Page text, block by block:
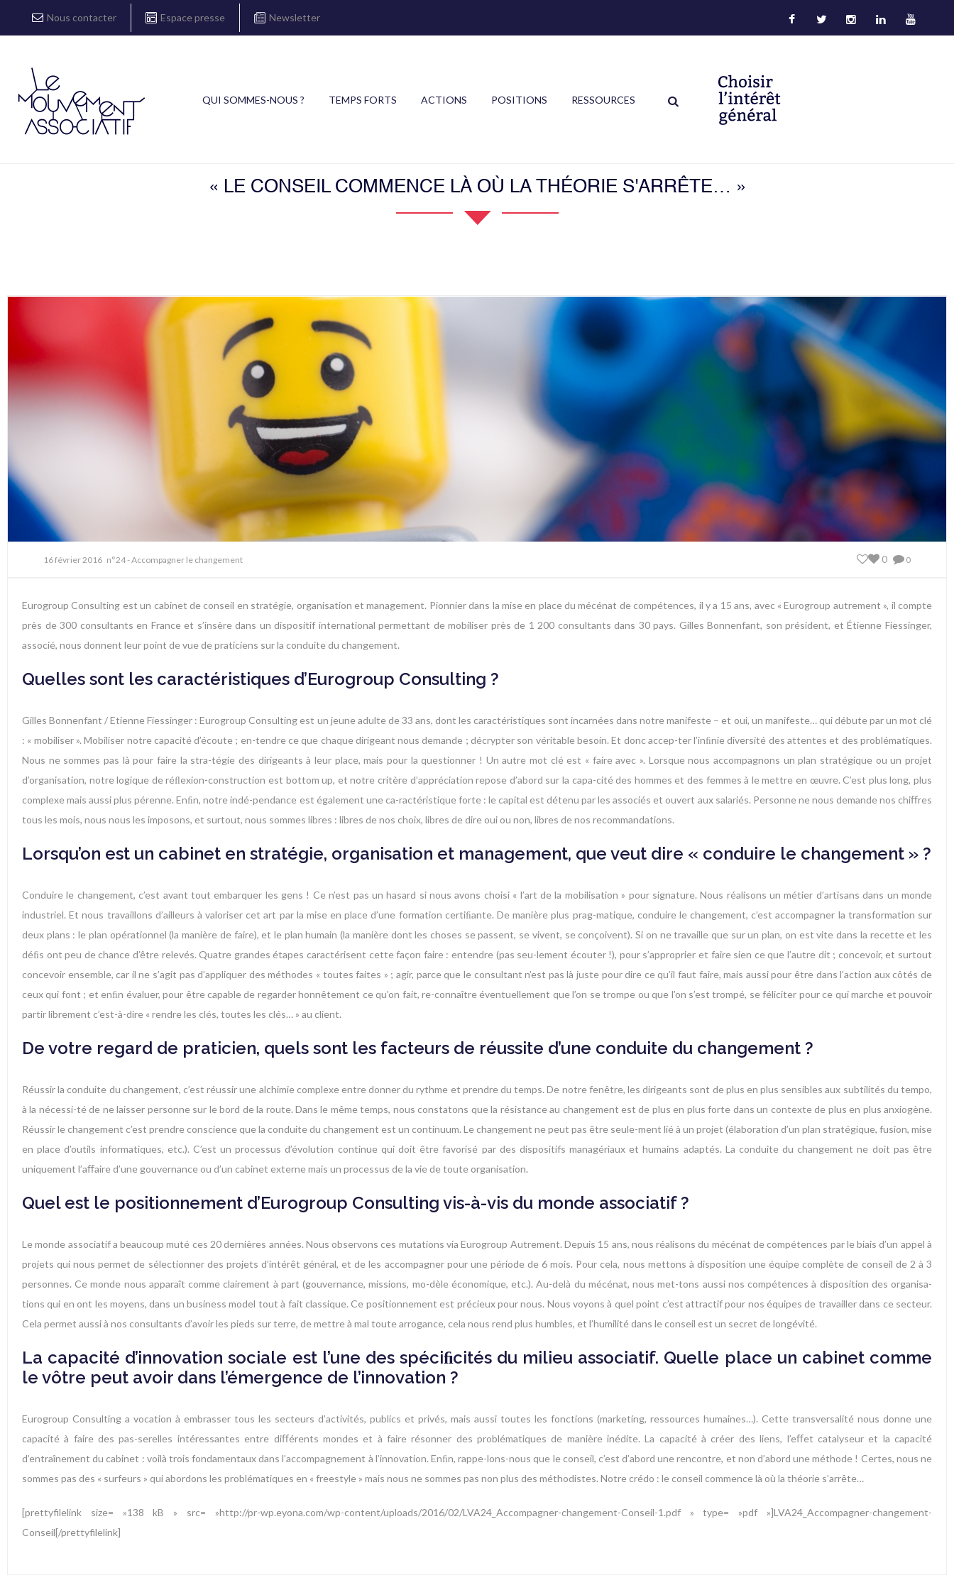
Nous contacter Espace presse Newsletter
QUI SOMMES-NOUS ? TEMPS FORTS ACTIONS POSITIONS RESSOURCES
« LE CONSEIL COMMENCE LÀ OÙ LA THÉORIE S'ARRÊTE… »
16 février 2016 n°24 - Accompagner le changement 0
0
Eurogroup Consulting est un cabinet de conseil en stratégie, organisation et management. Pionnier dans la mise en place du mécénat de compétences, il y a 15 ans, avec « Eurogroup autrement », il compte
près de 300 consultants en France et s’insère dans un dispositif international permettant de mobiliser près de 1 200 consultants dans 30 pays. Gilles Bonnenfant, son président, et Étienne Fiessinger,
associé, nous donnent leur point de vue de praticiens sur la conduite du changement.
Quelles sont les caractéristiques d’Eurogroup Consulting ?
Gilles Bonnenfant / Etienne Fiessinger : Eurogroup Consulting est un jeune adulte de 33 ans, dont les caractéristiques sont incarnées dans notre manifeste – et oui, un manifeste… qui débute par un mot clé
: « mobiliser ». Mobiliser notre capacité d’écoute ; en-tendre ce que chaque dirigeant nous demande ; décrypter son véritable besoin. Et donc accep-ter l’inﬁnie diversité des attentes et des problématiques.
Nous ne sommes pas là pour faire la stra-tégie des dirigeants à leur place, mais pour la questionner ! Un autre mot clé est « faire avec ». Lorsque nous accompagnons un plan stratégique ou un projet
d’organisation, notre logique de réﬂexion-construction est bottom up, et notre critère d’appréciation repose d’abord sur la capa-cité des hommes et des femmes à le mettre en œuvre. C’est plus long, plus
complexe mais aussi plus pérenne. Enﬁn, notre indé-pendance est également une ca-ractéristique forte : le capital est détenu par les associés et ouvert aux salariés. Personne ne nous demande nos chiﬀres
tous les mois, nous nous les imposons, et surtout, nous sommes libres : libres de nos choix, libres de dire oui ou non, libres de nos recommandations.
Lorsqu’on est un cabinet en stratégie, organisation et management, que veut dire « conduire le changement » ?
Conduire le changement, c’est avant tout embarquer les gens ! Ce n’est pas un hasard si nous avons choisi « l’art de la mobilisation » pour signature. Nous réalisons un métier d’artisans dans un monde
industriel. Et nous travaillons d’ailleurs à valoriser cet art par la mise en place d’une formation certiﬁante. De manière plus prag-matique, conduire le changement, c’est accompagner la transformation sur
deux plans : le plan opérationnel (la manière de faire), et le plan humain (la manière dont les choses se passent, se vivent, se conçoivent). Si on ne travaille que sur un plan, on est vite dans la recette et les
déﬁs ont peu de chance d’être relevés. Quatre grandes étapes caractérisent cette façon faire : entendre (pas seu-lement écouter !), pour s’approprier et faire sien ce que l’autre dit ; concevoir, et surtout
concevoir ensemble, car il ne s’agit pas d’appliquer des méthodes « toutes faites » ; agir, parce que le consultant n’est pas là juste pour dire ce qu’il faut faire, mais aussi pour être dans l’action aux côtés de
ceux qui font ; et enﬁn évaluer, pour être capable de regarder honnêtement ce qu’on fait, re-connaître éventuellement que l’on se trompe ou que l’on s’est trompé, se féliciter pour ce qui marche et pouvoir
partir librement c’est-à-dire « rendre les clés, toutes les clés… » au client.
De votre regard de praticien, quels sont les facteurs de réussite d’une conduite du changement ?
Réussir la conduite du changement, c’est réussir une alchimie complexe entre donner du rythme et prendre du temps. De notre fenêtre, les dirigeants sont de plus en plus sensibles aux subtilités du tempo,
à la nécessi-té de ne laisser personne sur le bord de la route. Dans le même temps, nous constatons que la résistance au changement est de plus en plus forte dans un contexte de plus en plus anxiogène.
Réussir le changement c’est prendre conscience que la conduite du changement est un continuum. Le changement ne peut pas être seule-ment lié à un projet (élaboration d’un plan stratégique, fusion, mise
en place d’outils informatiques, etc.). C’est un processus d’évolution continue qui doit être favorisé par des dispositifs managériaux et humains adaptés. La conduite du changement ne doit pas être
uniquement l’aﬀaire d’une gouvernance ou d’un cabinet externe mais un processus de la vie de toute organisation.
Quel est le positionnement d’Eurogroup Consulting vis-à-vis du monde associatif ?
Le monde associatif a beaucoup muté ces 20 dernières années. Nous observons ces mutations via Eurogroup Autrement. Depuis 15 ans, nous réalisons du mécénat de compétences par le biais d’un appel à
projets qui nous permet de sélectionner des projets d’intérêt général, et de les accompagner pour une période de 6 mois. Pour cela, nous mettons à disposition une équipe complète de conseil de 2 à 3
personnes. Ce monde nous apparaît comme clairement à part (gouvernance, missions, mo-dèle économique, etc.). Au-delà du mécénat, nous met-tons aussi nos compétences à disposition des organisa-
tions qui en ont les moyens, dans un business model tout à fait classique. Ce positionnement est précieux pour nous. Nous voyons à quel point c’est attractif pour nos équipes de travailler dans ce secteur.
Cela permet aussi à nos consultants d’avoir les pieds sur terre, de mettre à mal toute arrogance, cela nous rend plus humbles, et l’humilité dans le conseil est un secret de longévité.
La capacité d’innovation sociale est l’une des spéciﬁcités du milieu associatif. Quelle place un cabinet comme
le vôtre peut avoir dans l’émergence de l’innovation ?
Eurogroup Consulting a vocation à embrasser tous les secteurs d’activités, publics et privés, mais aussi toutes les fonctions (marketing, ressources humaines…). Cette transversalité nous donne une
capacité à faire des pas-serelles intéressantes entre diﬀérents mondes et à faire résonner des problématiques de manière inédite. La capacité à créer des liens, l’eﬀet catalyseur et la capacité
d’entraînement du cabinet : voilà trois fondamentaux dans l’accompagnement à l’innovation. Enﬁn, rappe-lons-nous que le conseil, c’est d’abord une rencontre, et non d’abord une méthode ! Certes, nous ne
sommes pas des « surfeurs » qui abordons les problématiques en « freestyle » mais nous ne sommes pas non plus des méthodistes. Notre crédo : le conseil commence là où la théorie s’arrête…
[prettyfilelink size= »138 kB » src= »http://pr-wp.eyona.com/wp-content/uploads/2016/02/LVA24_Accompagner-changement-Conseil-1.pdf » type= »pdf »]LVA24_Accompagner-changement-
Conseil[/prettyfilelink]